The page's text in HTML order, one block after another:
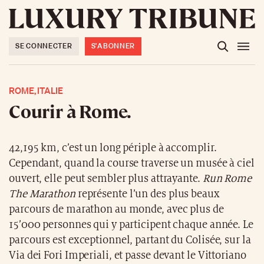
SE CONNECTER S'ABONNER
ROME, ITALIE
Courir à Rome.
42,195 km, c’est un long périple à accomplir.
Cependant, quand la course traverse un musée à ciel
ouvert, elle peut sembler plus attrayante. Run Rome
The Marathonreprésente l’un des plus beaux
parcours de marathon au monde, avec plus de
15’000 personnes qui y participent chaque année. Le
parcours est exceptionnel, partant du Colisée, sur la
Via dei Fori Imperiali, et passe devant le Vittoriano